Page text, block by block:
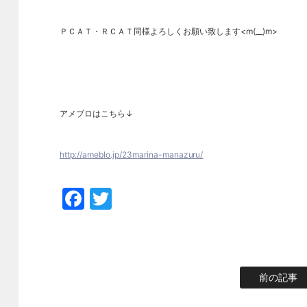
ＰＣＡＴ・ＲＣＡＴ同様よろしくお願い致します<m(__)m>
アメブロはこちら↓
http://ameblo.jp/23marina-manazuru/
Facebook
Twitter
前の記事